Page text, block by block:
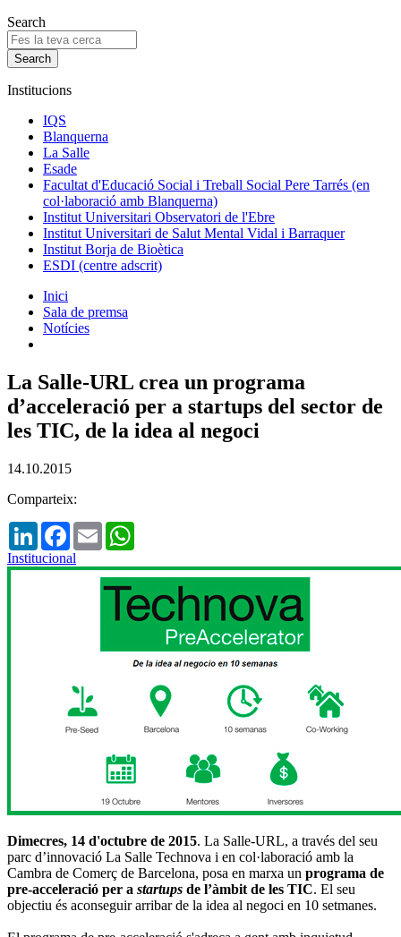
Search
Institucions
IQS
Blanquerna
La Salle
Esade
Facultat d'Educació Social i Treball Social Pere Tarrés (en
col·laboració amb Blanquerna)
Institut Universitari Observatori de l'Ebre
Institut Universitari de Salut Mental Vidal i Barraquer
Institut Borja de Bioètica
ESDI (centre adscrit)
Inici
Sala de premsa
Notícies
La Salle-URL crea un programa
d’acceleració per a startups del sector de
les TIC, de la idea al negoci
14.10.2015
Comparteix:
LinkedInFacebook
Email
Institucional
Dimecres, 14 d'octubre de 2015. La Salle-URL, a través del seu
parc d’innovació La Salle Technova i en col·laboració amb la
Cambra de Comerç de Barcelona, posa en marxa un programa de
pre-acceleració per a startups de l’àmbit de les TIC. El seu
objectiu és aconseguir arribar de la idea al negoci en 10 setmanes.